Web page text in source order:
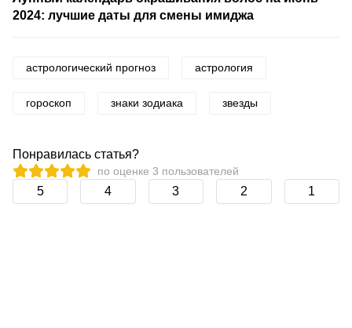
2024: лучшие даты для смены имиджа
астрологический прогноз астрология
гороскоп знаки зодиака звезды
Понравилась статья?
по оценке 3 пользователей
5 4 3 2 1